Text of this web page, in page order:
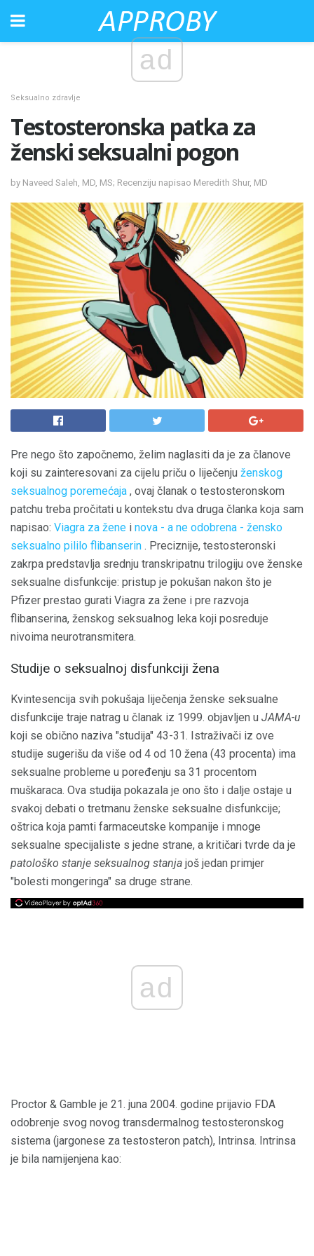
ad
Seksualno zdravlje
Testosteronska patka za
ženski seksualni pogon
by Naveed Saleh, MD, MS; Recenziju napisao Meredith Shur, MD
Pre nego što započnemo, želim naglasiti da je za članove
koji su zainteresovani za cijelu priču o liječenju ženskog
seksualnog poremećaja , ovaj članak o testosteronskom
patchu treba pročitati u kontekstu dva druga članka koja sam
napisao: Viagra za žene i nova - a ne odobrena - žensko
seksualno pililo flibanserin . Preciznije, testosteronski
zakrpa predstavlja srednju transkripatnu trilogiju ove ženske
seksualne disfunkcije: pristup je pokušan nakon što je
Pfizer prestao gurati Viagra za žene i pre razvoja
flibanserina, ženskog seksualnog leka koji posreduje
nivoima neurotransmitera.
Studije o seksualnoj disfunkciji žena
Kvintesencija svih pokušaja liječenja ženske seksualne
disfunkcije traje natrag u članak iz 1999. objavljen u JAMA-u
koji se obično naziva "studija" 43-31. Istraživači iz ove
studije sugerišu da više od 4 od 10 žena (43 procenta) ima
seksualne probleme u poređenju sa 31 procentom
muškaraca. Ova studija pokazala je ono što i dalje ostaje u
svakoj debati o tretmanu ženske seksualne disfunkcije;
oštrica koja pamti farmaceutske kompanije i mnoge
seksualne specijaliste s jedne strane, a kritičari tvrde da je
patološko stanje seksualnog stanja još jedan primjer
"bolesti mongeringa" sa druge strane.
ad
Proctor & Gamble je 21. juna 2004. godine prijavio FDA
odobrenje svog novog transdermalnog testosteronskog
sistema (jargonese za testosteron patch), Intrinsa. Intrinsa
je bila namijenjena kao: